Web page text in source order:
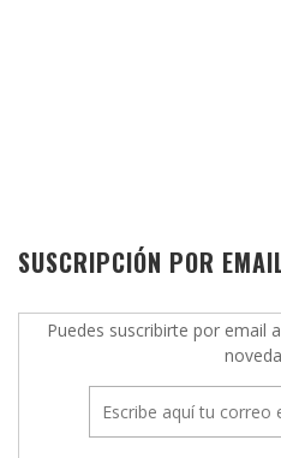
SUSCRIPCIÓN POR
Puedes suscribirte por email